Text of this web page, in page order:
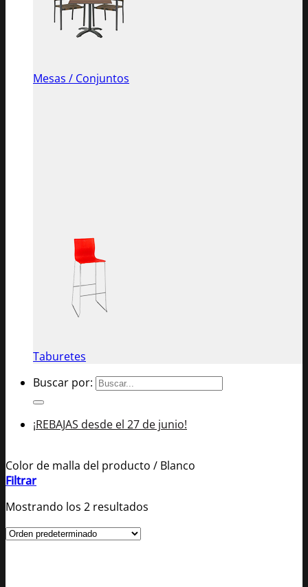
Mesas / Conjuntos
Taburetes
Buscar por:
¡REBAJAS desde el 27 de junio!
Color de malla del producto / Blanco
Filtrar
Mostrando los 2 resultados